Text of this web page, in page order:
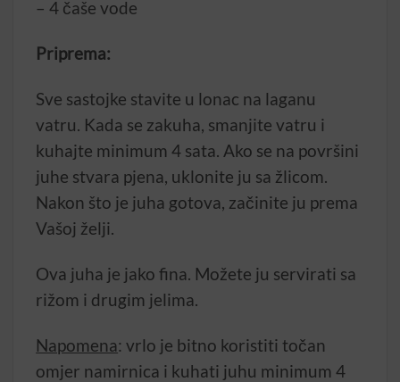
– 4 čaše vode
Priprema:
Sve sastojke stavite u lonac na laganu
vatru. Kada se zakuha, smanjite vatru i
kuhajte minimum 4 sata. Ako se na površini
juhe stvara pjena, uklonite ju sa žlicom.
Nakon što je juha gotova, začinite ju prema
Vašoj želji.
Ova juha je jako fina. Možete ju servirati sa
rižom i drugim jelima.
Napomena: vrlo je bitno koristiti točan
omjer namirnica i kuhati juhu minimum 4